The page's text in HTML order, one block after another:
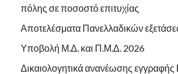
πόλης σε ποσοστό επιτυχίας
Αποτελέσματα Πανελλαδικών
Υποβολή Μ.Δ. και Π.Μ.Δ. 2026
Δικαιολογητικά ανανέωσης εγγραφής